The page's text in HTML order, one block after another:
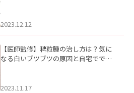
2023.12.12
【医師監修】稗粒腫の治し方は？気に
なる白いブツブツの原因と自宅ででき
2023.11.17